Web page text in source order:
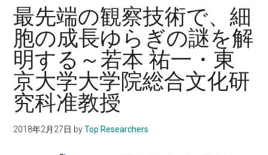
学
部
教
授
疫
の
研
究
で、
ア
最先端の観察技術で、細
胞の成長ゆらぎの謎を解
明する～若本 祐一・東
京大学大学院総合文化研
究科准教授
2018年2月27日 byTop Researchers